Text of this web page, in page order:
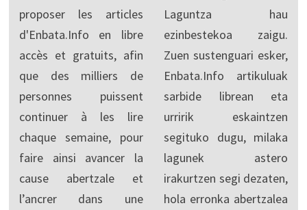
proposer les articles
d'Enbata.Info en libre
accès et gratuits, afin
que des milliers de
personnes puissent
continuer à les lire
chaque semaine, pour
faire ainsi avancer la
cause abertzale et
l’ancrer dans une
Laguntza hau
ezinbestekoa zaigu.
Zuen sustenguari esker,
Enbata.Info artikuluak
sarbide librean eta
urririk eskaintzen
segituko dugu, milaka
lagunek astero
irakurtzen segi dezaten,
hola erronka abertzalea